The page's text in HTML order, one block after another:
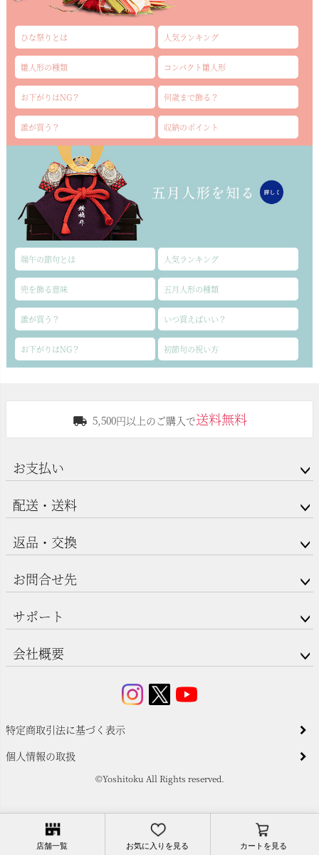
ひな祭りとは 人気ランキング
雛人形の種類 コンパクト雛人形
お下がりはNG？ 何歳まで飾る？
誰が買う？ 収納のポイント
端午の節句とは 人気ランキング
兜を飾る意味 五月人形の種類
誰が買う？ いつ買えばいい？
お下がりはNG？ 初節句の祝い方
5,500円以上のご購入で送料無料
お支払い
配送・送料
返品・交換
お問合せ先
サポート
会社概要
特定商取引法に基づく表示
個人情報の取扱
©Yoshitoku All Rights reserved.
店舗一覧 お気に入りを見る カートを見る